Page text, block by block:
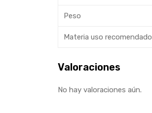
Peso
Materia uso recomendado
Valoraciones
No hay valoraciones aún.